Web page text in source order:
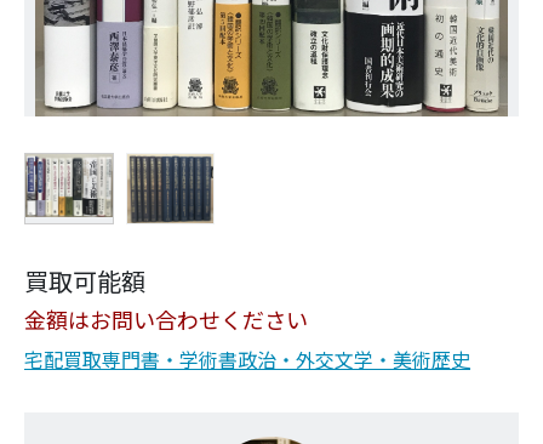
買取可能額
金額はお問い合わせください
宅配買取専門書・学術書政治・外交文学・美術歴史